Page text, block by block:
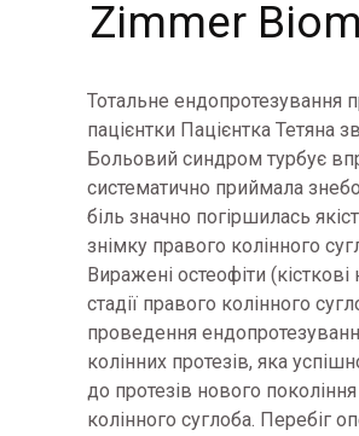
Zimmer
Тотальне ендопротезування
пацієнтки Пацієнтка Тетяна
Больовий синдром турбує
систематично приймала
біль значно погіршилась
знімку правого колінного
Виражені остеофіти
стадії правого колінного
проведення
колінних протезів, яка
до протезів нового
колінного суглоба. Перебіг